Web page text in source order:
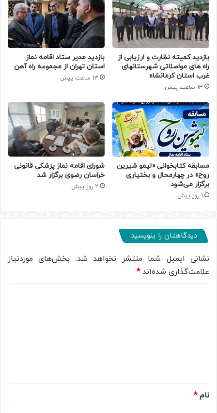
بازدید کمیته نظارت و ارزیابی از
راه های مواصلاتی شهرستانهای
غرب استان کرمانشاه
13 ساعت پیش
بازدید مدیر ستاد اقامه نماز
استان تهران از مجموعه راه آهن
13 ساعت پیش
مسابقه کتابخوانی «لیمو شیرین
روح» در چهارمحال و بختیاری
برگزار می‌شود
1 روز پیش
شورای اقامه نماز پزشکی قانونی
خراسان رضوی برگزار شد
2 روز پیش
دیدگاهتان را بنویسید
نشانی ایمیل شما منتشر نخواهد شد. بخش‌های موردنیاز
علامت‌گذاری شده‌اند*
نام*